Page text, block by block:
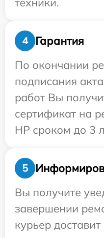
4
Гарантия
По окончании
подписания
работ Вы
сертификат на
HP сроком до 3
5
Вы получите
завершении
курьер